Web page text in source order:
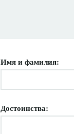
Имя и фамилия:
Достоинства: